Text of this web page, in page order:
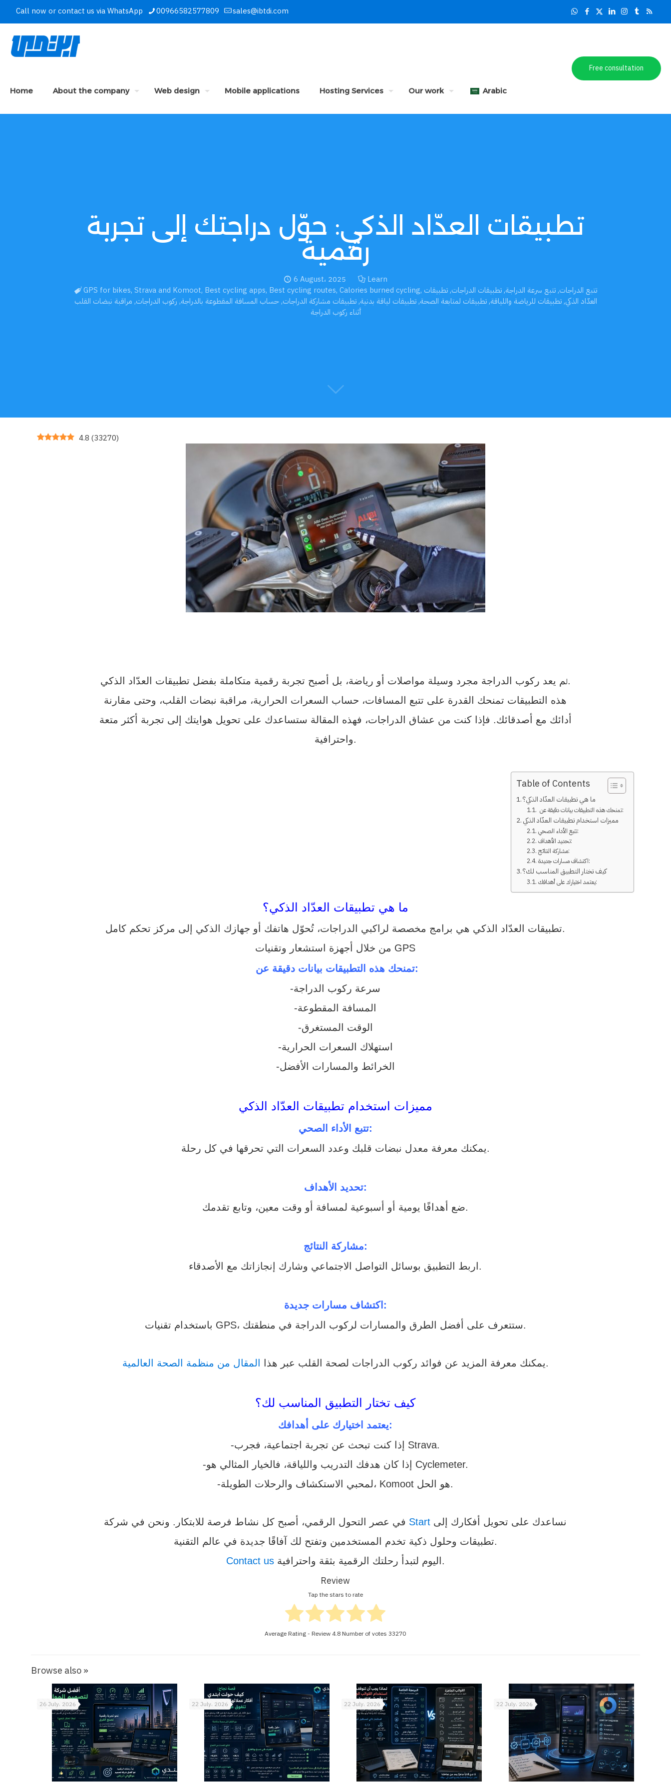
Call now or contact us via WhatsApp 00966582577809 sales@ibtdi.com
Home About the company Web design Mobile applications Hosting Services Our work Arabic
Free consultation
تطبيقات العدّاد الذكي: حوّل دراجتك إلى تجربة
رقمية
6 August، 2025
Learn
GPS for bikes, Strava and Komoot, Best cycling apps, Best cycling routes, Calories burned cycling, تتبع الدراجات, تتبع سرعة الدراجة, تطبيقات الدراجات, تطبيقات
العدّاد الذكي,تطبيقات للرياضة واللياقة,تطبيقات لمتابعة الصحة,تطبيقات لياقة بدنية,تطبيقات مشاركة الدراجات,حساب المسافة المقطوعة بالدراجة, ركوب الدراجات, مراقبة نبضات القلب
أثناء ركوب الدراجة
4.8 (33270)
لم يعد ركوب الدراجة مجرد وسيلة مواصلات أو رياضة، بل أصبح تجربة رقمية متكاملة بفضل تطبيقات العدّاد الذكي.
هذه التطبيقات تمنحك القدرة على تتبع المسافات، حساب السعرات الحرارية، مراقبة نبضات القلب، وحتى مقارنة
أدائك مع أصدقائك. فإذا كنت من عشاق الدراجات، فهذه المقالة ستساعدك على تحويل هوايتك إلى تجربة أكثر متعة
واحترافية.
Table of Contents
ما هي تطبيقات العدّاد الذكي؟
تمنحك هذه التطبيقات بيانات دقيقة عن:
مميزات استخدام تطبيقات العدّاد الذكي
تتبع الأداء الصحي:
تحديد الأهداف:
مشاركة النتائج:
اكتشاف مسارات جديدة:
كيف تختار التطبيق المناسب لك؟
يعتمد اختيارك على أهدافك:
ما هي تطبيقات العدّاد الذكي؟
تطبيقات العدّاد الذكي هي برامج مخصصة لراكبي الدراجات، تُحوّل هاتفك أو جهازك الذكي إلى مركز تحكم كامل.
من خلال أجهزة استشعار وتقنيات GPS
تمنحك هذه التطبيقات بيانات دقيقة عن:
-سرعة ركوب الدراجة
-المسافة المقطوعة
-الوقت المستغرق
-استهلاك السعرات الحرارية
-الخرائط والمسارات الأفضل
مميزات استخدام تطبيقات العدّاد الذكي
تتبع الأداء الصحي:
يمكنك معرفة معدل نبضات قلبك وعدد السعرات التي تحرقها في كل رحلة.
تحديد الأهداف:
ضع أهدافًا يومية أو أسبوعية لمسافة أو وقت معين، وتابع تقدمك.
مشاركة النتائج:
اربط التطبيق بوسائل التواصل الاجتماعي وشارك إنجازاتك مع الأصدقاء.
اكتشاف مسارات جديدة:
باستخدام تقنيات GPS، ستتعرف على أفضل الطرق والمسارات لركوب الدراجة في منطقتك.
يمكنك معرفة المزيد عن فوائد ركوب الدراجات لصحة القلب عبر هذا المقال من منظمة الصحة العالمية .
كيف تختار التطبيق المناسب لك؟
يعتمد اختيارك على أهدافك:
-إذا كنت تبحث عن تجربة اجتماعية، فجرب Strava.
-إذا كان هدفك التدريب واللياقة، فالخيار المثالي هو Cyclemeter.
-لمحبي الاستكشاف والرحلات الطويلة، Komoot هو الحل.
Start نساعدك على تحويل أفكارك إلى
تطبيقات وحلول ذكية تخدم المستخدمين وتفتح لك آفاقًا جديدة في عالم التقنية.
Contact us
اليوم لتبدأ رحلتك الرقمية بثقة واحترافية.
Review
Tap the stars to rate
Average Rating - Review 4.8 Number of votes33270
Browse also »
26 July، 2026 22 July، 2026 22 July، 2026 22 July، 2026